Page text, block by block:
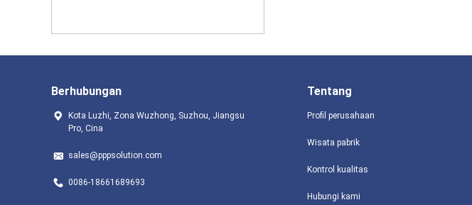
Berhubungan
Kota Luzhi, Zona Wuzhong, Suzhou, Jiangsu
Pro, Cina
sales@pppsolution.com
0086-18661689693
Tentang
Profil perusahaan
Wisata pabrik
Kontrol kualitas
Hubungi kami